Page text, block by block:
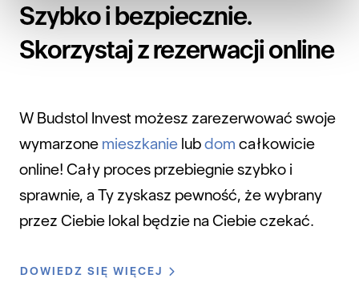
Szybko i bezpiecznie.
Skorzystaj z rezerwacji online
W Budstol Invest możesz zarezerwować swoje
wymarzone mieszkanie lubdom całkowicie
online! Cały proces przebiegnie szybko i
sprawnie, a Ty zyskasz pewność, że wybrany
przez Ciebie lokal będzie na Ciebie czekać.
DOWIEDZ SIĘ WIĘCEJ